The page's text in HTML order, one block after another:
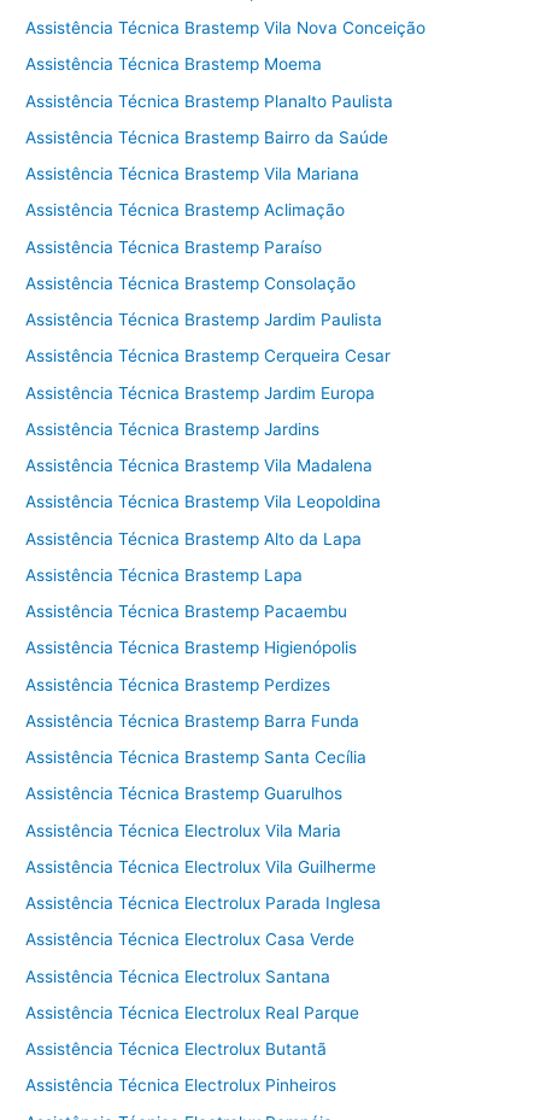
Assistência Técnica Brastemp Vila Nova Conceição
Assistência Técnica Brastemp Moema
Assistência Técnica Brastemp Planalto Paulista
Assistência Técnica Brastemp Bairro da Saúde
Assistência Técnica Brastemp Vila Mariana
Assistência Técnica Brastemp Aclimação
Assistência Técnica Brastemp Paraíso
Assistência Técnica Brastemp Consolação
Assistência Técnica Brastemp Jardim Paulista
Assistência Técnica Brastemp Cerqueira Cesar
Assistência Técnica Brastemp Jardim Europa
Assistência Técnica Brastemp Jardins
Assistência Técnica Brastemp Vila Madalena
Assistência Técnica Brastemp Vila Leopoldina
Assistência Técnica Brastemp Alto da Lapa
Assistência Técnica Brastemp Lapa
Assistência Técnica Brastemp Pacaembu
Assistência Técnica Brastemp Higienópolis
Assistência Técnica Brastemp Perdizes
Assistência Técnica Brastemp Barra Funda
Assistência Técnica Brastemp Santa Cecília
Assistência Técnica Brastemp Guarulhos
Assistência Técnica Electrolux Vila Maria
Assistência Técnica Electrolux Vila Guilherme
Assistência Técnica Electrolux Parada Inglesa
Assistência Técnica Electrolux Casa Verde
Assistência Técnica Electrolux Santana
Assistência Técnica Electrolux Real Parque
Assistência Técnica Electrolux Butantã
Assistência Técnica Electrolux Pinheiros